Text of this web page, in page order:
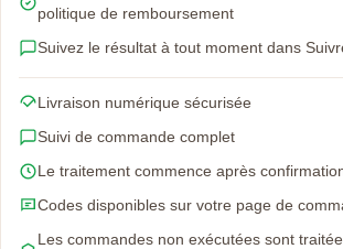
politique de remboursement
Suivez le résultat à tout moment dans
Livraison numérique sécurisée
Suivi de commande complet
Le traitement commence après
Codes disponibles sur votre page de
Les commandes non exécutées sont